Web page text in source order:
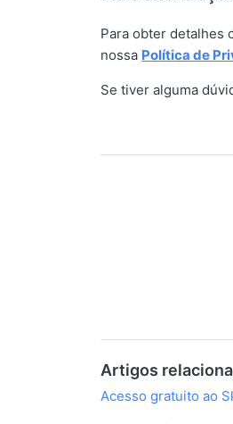
Para obter detalhes
nossa Política de
Se tiver alguma
Artigos
Acesso gratuito ao